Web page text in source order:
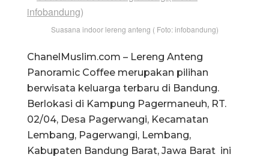
Suasana indoor lereng anteng ( Foto: infobandung)
ChanelMuslim.com – Lereng Anteng
Panoramic Coffee merupakan pilihan
berwisata keluarga terbaru di Bandung.
Berlokasi di Kampung Pagermaneuh, RT.
02/04, Desa Pagerwangi, Kecamatan
Lembang, Pagerwangi, Lembang,
Kabupaten Bandung Barat, Jawa Barat ini